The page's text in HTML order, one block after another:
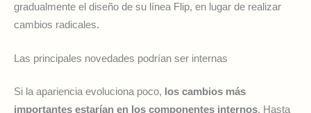
gradualmente el diseño de su línea Flip, en lugar de realizar
cambios radicales.
Las principales novedades podrían ser internas
Si la apariencia evoluciona poco, los cambios más
importantes estarían en los componentes internos. Hasta